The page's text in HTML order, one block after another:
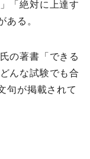
「絶対に上達す
ある。
の著書「できる
んな試験でも合
句が掲載されて